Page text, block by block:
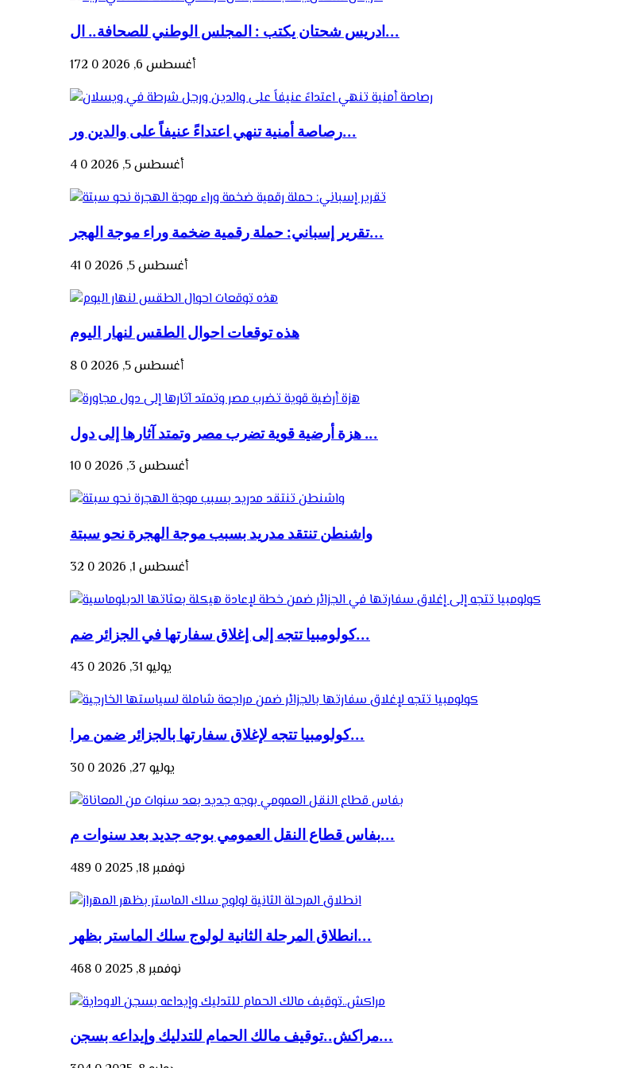
ادريس شحتان يكتب : المجلس الوطني للصحافة.. ال...
أغسطس 6, 2026 0
172
رصاصة أمنية تنهي اعتداءً عنيفاً على والدين ور...
أغسطس 5, 2026 0
4
تقرير إسباني: حملة رقمية ضخمة وراء موجة الهجر...
أغسطس 5, 2026 0
41
هذه توقعات احوال الطقس لنهار اليوم
أغسطس 5, 2026 0
8
هزة أرضية قوية تضرب مصر وتمتد آثارها إلى دول ...
أغسطس 3, 2026 0
10
واشنطن تنتقد مدريد بسبب موجة الهجرة نحو سبتة
أغسطس 1, 2026 0
32
كولومبيا تتجه إلى إغلاق سفارتها في الجزائر ضم...
يوليو 31, 2026 0
43
كولومبيا تتجه لإغلاق سفارتها بالجزائر ضمن مرا...
يوليو 27, 2026 0
30
بفاس قطاع النقل العمومي بوجه جديد بعد سنوات م...
نوفمبر 18, 2025 0
489
انطلاق المرحلة الثانية لولوج سلك الماستر بظهر...
نوفمبر 8, 2025 0
468
مراكش..توقيف مالك الحمام للتدليك وإيداعه بسجن...